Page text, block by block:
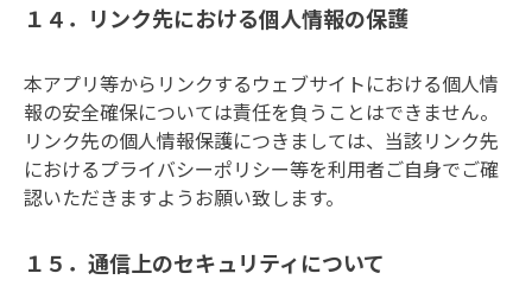
１４．リンク先における個人情報の保護
本アプリ等からリンクするウェブサイトにおける個人情
報の安全確保については責任を負うことはできません。
リンク先の個人情報保護につきましては、当該リンク先
におけるプライバシーポリシー等を利用者ご自身でご確
認いただきますようお願い致します。
１５．通信上のセキュリティについて